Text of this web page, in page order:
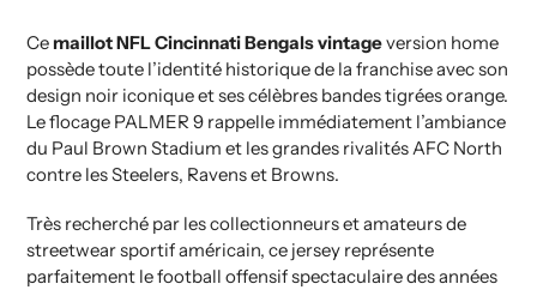
Ce maillot NFL Cincinnati Bengals vintageversion home
possède toute l’identité historique de la franchise avec son
design noir iconique et ses célèbres bandes tigrées orange.
Le flocage PALMER 9 rappelle immédiatement l’ambiance
du Paul Brown Stadium et les grandes rivalités AFC North
contre les Steelers, Ravens et Browns.
Très recherché par les collectionneurs et amateurs de
streetwear sportif américain, ce jersey représente
parfaitement le football offensif spectaculaire des années